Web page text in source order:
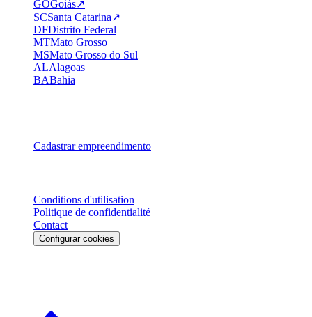
GOGoiás↗
SCSanta Catarina↗
DFDistrito Federal
MTMato Grosso
MSMato Grosso do Sul
ALAlagoas
BABahia
Cadastrar empreendimento
Conditions d'utilisation
Politique de confidentialité
Contact
Configurar cookies